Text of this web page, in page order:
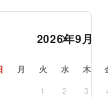
2026年9月
月 火 水 木
1 2 3